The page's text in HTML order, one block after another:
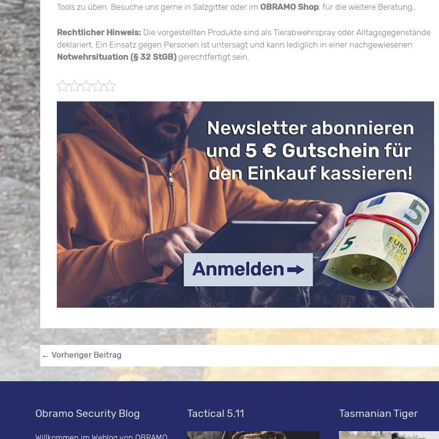
Tools zu üben. Besuche uns gerne in Salzgitter oder im OBRAMO Shop, für die weitere Beratung.
Rechtlicher Hinweis: Die vorgestellten Produkte sind als Tierabwehrspray oder Alltagsgegenstände
deklariert. Ein Einsatz gegen Personen ist untersagt und kann lediglich in einer nachgewiesenen
Notwehrsituation (§ 32 StGB) gerechtfertigt sein.
← Vorheriger Beitrag
Obramo Security Blog Tactical 5.11 Tasmanian Tiger